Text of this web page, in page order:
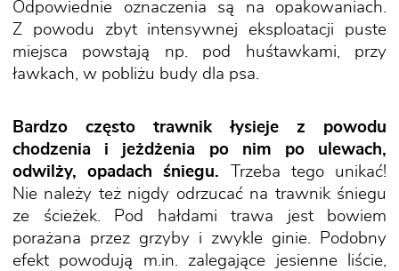
Odpowiednie oznaczenia są na opakowaniach.
Z powodu zbyt intensywnej eksploatacji puste
miejsca powstają np. pod huśtawkami, przy
ławkach, w pobliżu budy dla psa.
Bardzo często trawnik łysieje z powodu
chodzenia i jeżdżenia po nim po ulewach,
odwilży, opadach śniegu. Trzeba tego unikać!
Nie należy też nigdy odrzucać na trawnik śniegu
ze ścieżek. Pod hałdami trawa jest bowiem
porażana przez grzyby i zwykle ginie. Podobny
efekt powodują m.in. zalegające jesienne liście,